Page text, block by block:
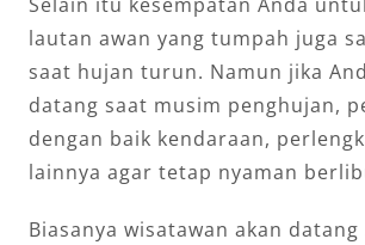
lautan awan yang tumpah juga
saat hujan turun. Namun jika
datang saat musim penghujan,
dengan baik kendaraan,
lainnya agar tetap nyaman
Biasanya wisatawan akan